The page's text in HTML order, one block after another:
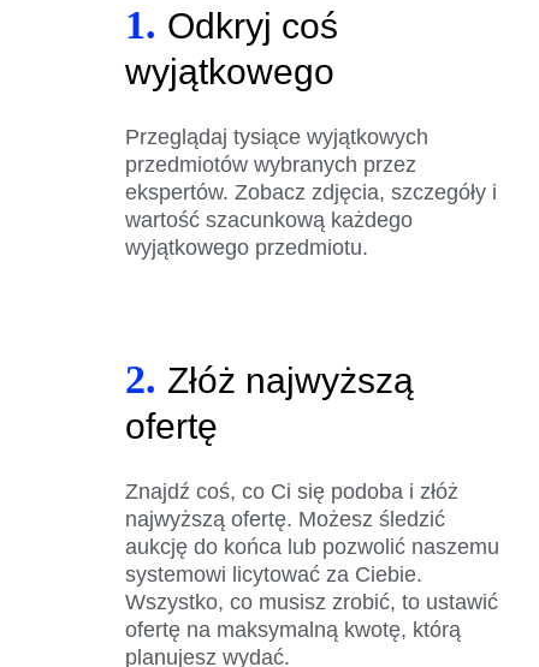
1. Odkryj coś
wyjątkowego
Przeglądaj tysiące wyjątkowych
przedmiotów wybranych przez
ekspertów. Zobacz zdjęcia, szczegóły i
wartość szacunkową każdego
wyjątkowego przedmiotu.
2. Złóż najwyższą
ofertę
Znajdź coś, co Ci się podoba i złóż
najwyższą ofertę. Możesz śledzić
aukcję do końca lub pozwolić naszemu
systemowi licytować za Ciebie.
Wszystko, co musisz zrobić, to ustawić
ofertę na maksymalną kwotę, którą
planujesz wydać.